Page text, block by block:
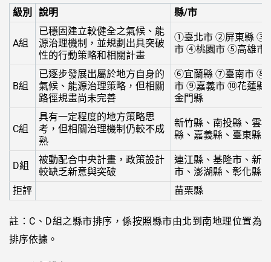
級別 說明 縣/市
A組
已穩固建立較健全之氣候、能
源治理機制，並規劃出具突破
性的行動策略和相關計畫
①臺北市 ②屏東縣 ③
市 ④桃園市 ⑤高雄市
B組
已逐步發展出屬於地方自身的
氣候、能源治理策略，但相關
路徑規畫尚未完善
⑥宜蘭縣 ⑦臺南市 ⑧
市 ⑨嘉義市 ⑩花蓮
金門縣
C組
具有一定程度的地方策略思
考，但相關治理機制仍較不成
熟
新竹縣、南投縣、雲林
縣、嘉義縣、臺東縣
D組
被動配合中央計畫，政策設計
較缺乏新意與突破
連江縣、基隆市、新竹
市、澎湖縣、彰化縣
拒評
苗栗縣
註：C、D組之縣市排序，係按照縣市由北到南地理位置為
排序依據。